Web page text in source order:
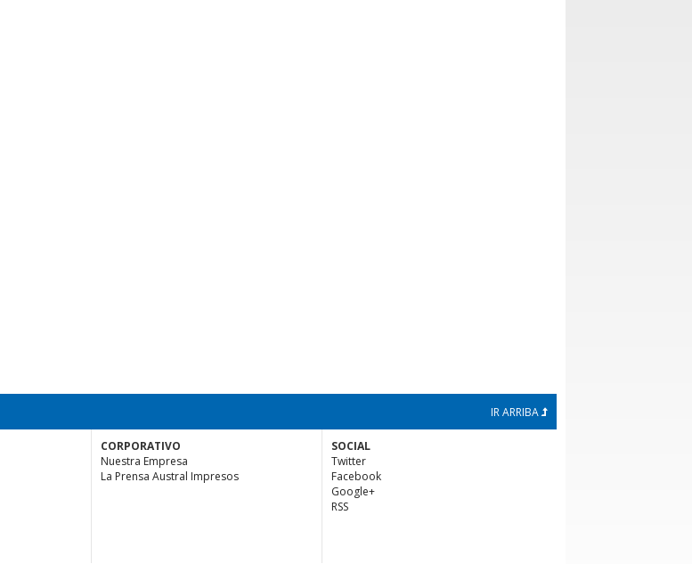
IR ARRIBA
CORPORATIVO
Nuestra Empresa
La Prensa Austral Impresos
SOCIAL
Twitter
Facebook
Google+
RSS